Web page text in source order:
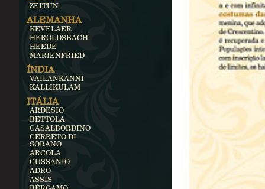
ZEITUN
ALEMANHA
KEVELAER
HEROLDSBACH
HEEDE
MARIENFRIED
ÍNDIA
VAILANKANNI
KALLIKULAM
ITÁLIA
ARDESIO
BETTOLA
CASALBORDINO
CERRETO DI
SORANO
ARCOLA
CUSSANIO
ADRO
ASSIS